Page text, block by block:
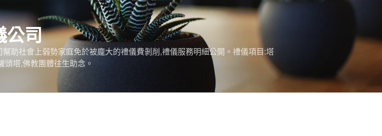
公司
助社會上弱勢家庭免於被龐大的禮儀費剝削,禮儀服務明細公開。禮儀項目:塔
塔,佛教團體往生助念。